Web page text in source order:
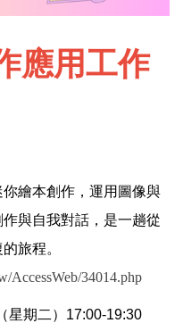
應用工作
繪本創作，運用圖像與
與自我對話，是一趟從
旅程。
AccessWeb/34014.php
星期二）17:00-19:30